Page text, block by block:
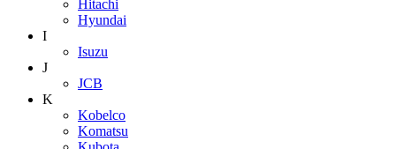
Hitachi
Hyundai
I
Isuzu
J
JCB
K
Kobelco
Komatsu